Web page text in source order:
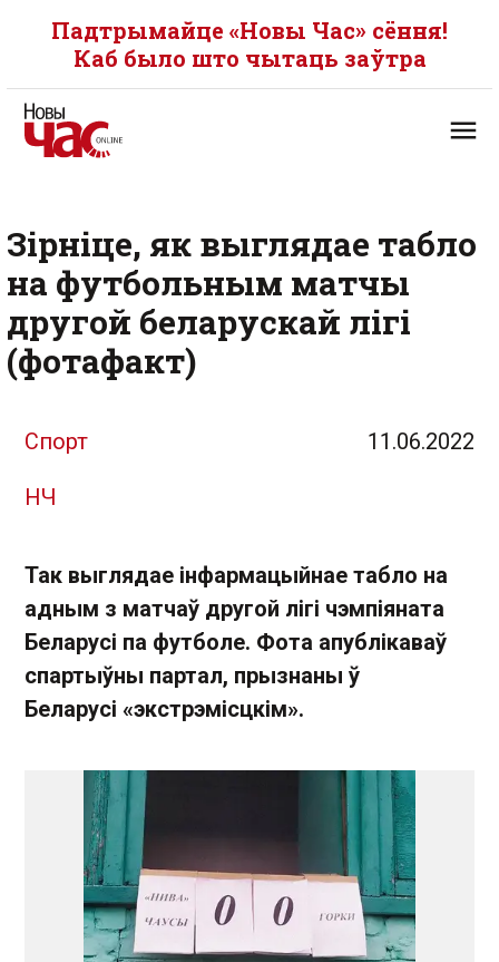
Падтрымайце «Новы Час» сёння!
Каб было што чытаць заўтра
Зірніце, як выглядае табло
на футбольным матчы
другой беларускай лігі
(фотафакт)
Спорт 11.06.2022
НЧ
Так выглядае інфармацыйнае табло на
адным з матчаў другой лігі чэмпіяната
Беларусі па футболе. Фота апублікаваў
спартыўны партал, прызнаны ў
Беларусі «экстрэмісцкім».